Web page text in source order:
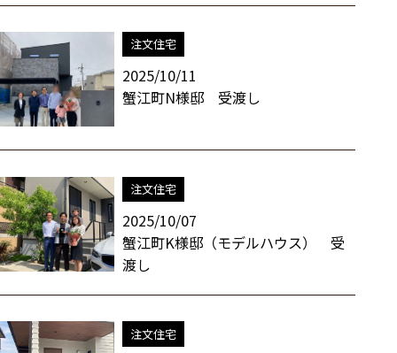
注文住宅
2025/10/11
蟹江町N様邸 受渡し
注文住宅
2025/10/07
蟹江町K様邸（モデルハウス） 受
渡し
注文住宅